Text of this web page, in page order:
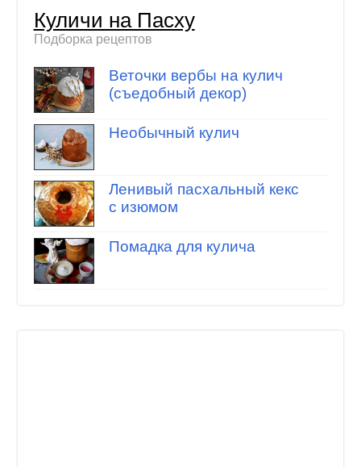
Куличи на Пасху
Подборка рецептов
Веточки вербы на кулич
(съедобный декор)
Необычный кулич
Ленивый пасхальный кекс
с изюмом
Помадка для кулича